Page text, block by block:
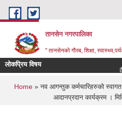
Skip to main content
तानसेन नगरपालिका
" तानसेनको गौरब, शिक्षा,
लोकप्रिय विषय
You are here
Home» नव आगन्तुक कर्मचारिहरुको
आदानप्रदान कार्यक्रम ।